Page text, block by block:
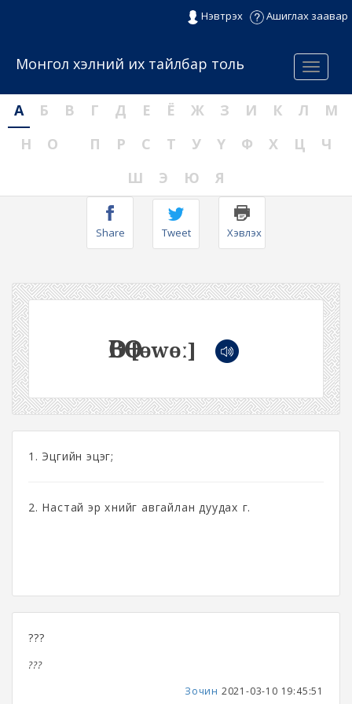
Нэвтрэх Ашиглах заавар
Menu
Монгол хэлний их тайлбар толь
А Б В Г Д Е Ё Ж З И К Л
М
Н
О П Р С Т У Ү Ф Х Ц
Ч
Ш
Э Ю Я
Share Tweet Хэвлэх
ӨВӨӨ[ɵwɵː]
1. Эцгийн эцэг;
2. Настай эр хүнийг авгайлан дуудах үг.
???
???
Зочин 2021-03-10 19:45:51